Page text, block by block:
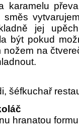
karamelu
směs
jej
být pokud
nožem na
šéfkuchař
hranatou